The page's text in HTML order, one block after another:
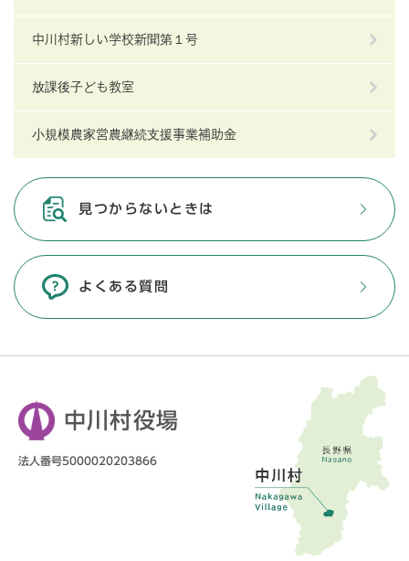
中川村新しい学校新聞第１号
放課後子ども教室
小規模農家営農継続支援事業補助金
見つからないときは
よくある質問
中川村役場
法人番号5000020203866